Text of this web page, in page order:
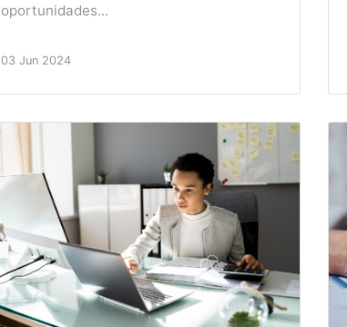
oportunidades...
03 Jun 2024